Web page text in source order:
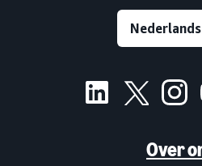
Over